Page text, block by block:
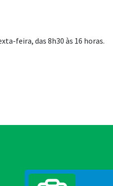
feira, das 8h30 às 16 horas.